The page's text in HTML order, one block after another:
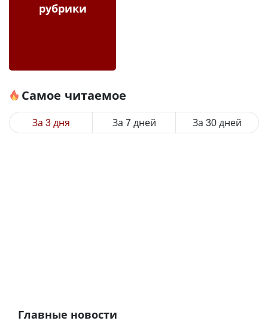
рубрики
Самое читаемое
За 3 дня За 7 дней За 30 дней
Главные новости